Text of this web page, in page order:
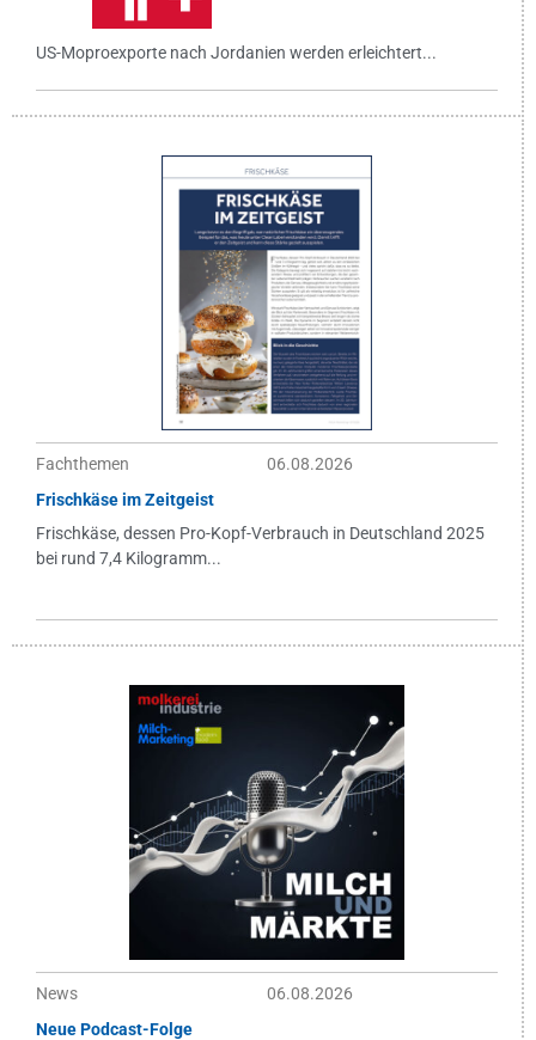
US-Moproexporte nach Jordanien werden erleichtert...
Fachthemen
06.08.2026
Frischkäse im Zeitgeist
Frischkäse, dessen Pro-Kopf-Verbrauch in Deutschland 2025
bei rund 7,4 Kilogramm...
News
06.08.2026
Neue Podcast-Folge